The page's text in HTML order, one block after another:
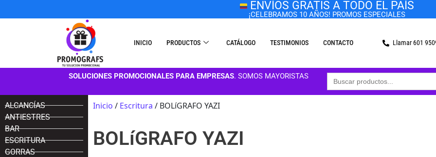
ENVÍOS GRATIS A TODO EL PAÍS
¡CELEBRAMOS 10 AÑOS! PROMOS ESPECIALES
INICIO PRODUCTOS CATÁLOGO TESTIMONIOS CONTACTO Llamar 601
SOLUCIONES PROMOCIONALES PARA EMPRESAS. SOMOS MAYORISTAS Buscar:
ALCANCÍAS
ANTIESTRES
BAR
ESCRITURA
GORRAS
Inicio / Escritura / BOLíGRAFO YAZI
BOLíGRAFO YAZI